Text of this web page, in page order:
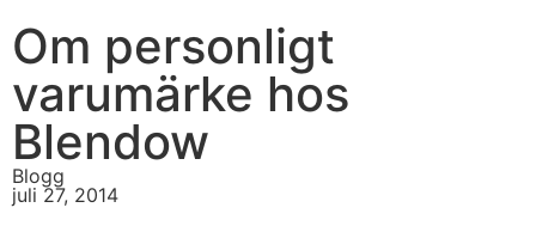
Om personligt
varumärke hos
Blendow
Blogg
juli 27, 2014